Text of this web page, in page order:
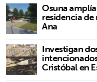
Osuna
residencia de
Ana
Investigan
Cristóbal en